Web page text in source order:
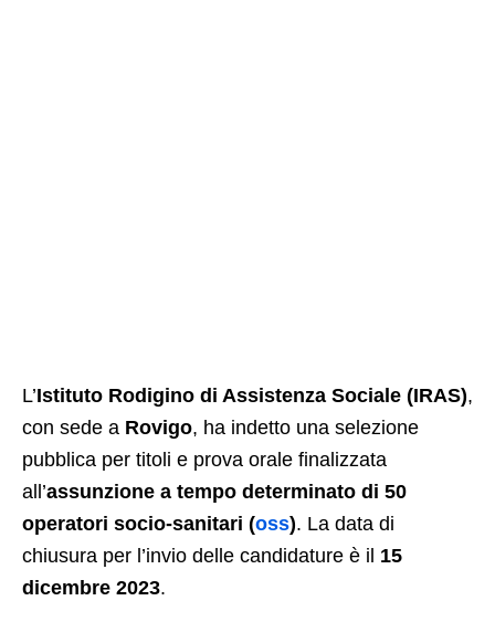
L’Istituto Rodigino di Assistenza Sociale (IRAS),
con sede a Rovigo, ha indetto una selezione
pubblica per titoli e prova orale finalizzata
all’assunzione a tempo determinato di 50
operatori socio-sanitari (oss). La data di
chiusura per l’invio delle candidature è il 15
dicembre 2023.